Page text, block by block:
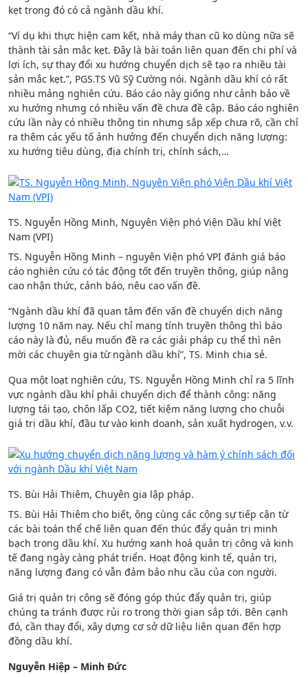
kẹt trong đó có cả ngành dầu khí.
“Ví dụ khi thực hiện cam kết, nhà máy than cũ ko dùng nữa sẽ
thành tài sản mắc kẹt. Đây là bài toán liên quan đến chi phí và
lợi ích, sự thay đổi xu hướng chuyển dịch sẽ tạo ra nhiều tài
sản mắc kẹt.”, PGS.TS Vũ Sỹ Cường nói. Ngành dầu khí có rất
nhiều mảng nghiên cứu. Báo cáo này giống như cảnh bảo về
xu hướng nhưng có nhiều vấn đề chưa đề cập. Báo cáo nghiên
cứu lần này có nhiều thông tin nhưng sắp xếp chưa rõ, cần chỉ
ra thêm các yếu tố ảnh hưởng đến chuyển dịch năng lượng:
xu hướng tiêu dùng, địa chính trị, chính sách,…
TS. Nguyễn Hồng Minh, Nguyên Viện phó Viện Dầu khí Việt
Nam (VPI)
TS. Nguyễn Hồng Minh – nguyên Viện phó VPI đánh giá báo
cáo nghiên cứu có tác động tốt đến truyền thông, giúp nâng
cao nhận thức, cảnh báo, nêu cao vấn đề.
“Ngành dầu khí đã quan tâm đến vấn đề chuyển dịch năng
lượng 10 năm nay. Nếu chỉ mang tính truyền thông thì báo
cáo này là đủ, nếu muốn đề ra các giải pháp cụ thể thì nên
mời các chuyên gia từ ngành dầu khí”, TS. Minh chia sẻ.
Qua một loạt nghiên cứu, TS. Nguyễn Hồng Minh chỉ ra 5 lĩnh
vực ngành dầu khí phải chuyển dịch để thành công: năng
lượng tái tạo, chôn lấp CO2, tiết kiệm năng lượng cho chuỗi
giá trị dầu khí, đầu tư vào kinh doanh, sản xuất hydrogen, v.v.
TS. Bùi Hải Thiêm, Chuyên gia lập pháp.
TS. Bùi Hải Thiêm cho biết, ông cùng các cộng sự tiếp cận từ
các bài toán thể chế liên quan đến thúc đẩy quản trị minh
bạch trong dầu khí. Xu hướng xanh hoá quản trị công và kinh
tế đang ngày càng phát triển. Hoạt động kinh tế, quản trị,
năng lượng đang có vẫn đảm bảo nhu cầu của con người.
Giá trị quản trị công sẽ đóng góp thúc đẩy quản trị, giúp
chúng ta tránh được rủi ro trong thời gian sắp tới. Bên cạnh
đó, cần thay đổi, xây dựng cơ sở dữ liệu liên quan đến hợp
đồng dầu khí.
Nguyễn Hiệp – Minh Đức